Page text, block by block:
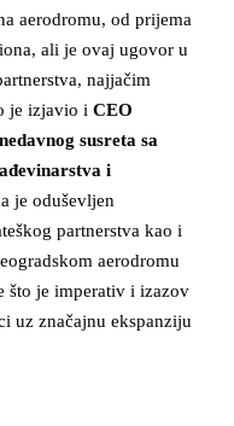
aerodromu, od prijema
ali je ovaj ugovor u
najjačim
je izjavio i CEO
susreta sa
i
je oduševljen
partnerstva kao i
aerodromu
što je imperativ i izazov
uz značajnu ekspanziju